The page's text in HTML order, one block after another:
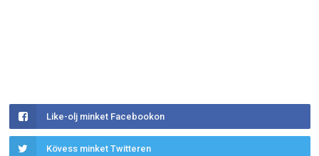
Like-olj minket Facebookon
Kövess minket Twitteren